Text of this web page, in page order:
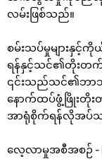
လမ်းဖြစ်သည်။
စမ်းသပ်မှုများနှင့်ကို
ရန်နှင့်သင်၏တိုးတက်
၎င်းသည်သင်၏ဘာသ
နောက်ထပ်ဖွံ့ဖြိုး
အာရုံစိုက်ရန်လိုအပ်
လေ့လာမှုအစီအစဉ် -